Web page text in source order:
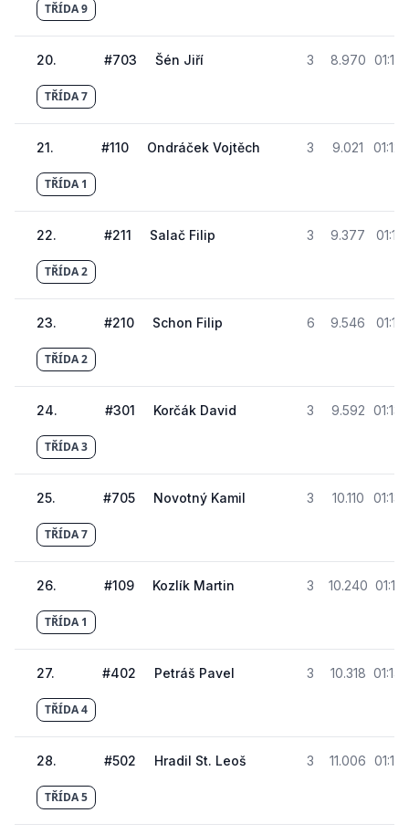
TŘÍDA 9
20. #703 Šén Jiří 3 8.970
TŘÍDA 7
21. #110 Ondráček Vojtěch 3 9.021
TŘÍDA 1
22. #211 Salač Filip 3 9.377
TŘÍDA 2
23. #210 Schon Filip 6 9.546
TŘÍDA 2
24. #301 Korčák David 3 9.592
TŘÍDA 3
25. #705 Novotný Kamil 3 10.110
TŘÍDA 7
26. #109 Kozlík Martin 3 10.240
TŘÍDA 1
27. #402 Petráš Pavel 3 10.318
TŘÍDA 4
28. #502 Hradil St. Leoš 3 11.006
TŘÍDA 5